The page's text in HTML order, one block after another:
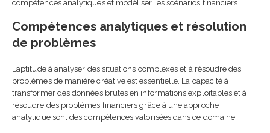
compétences analytiques et modéliser les scénarios financiers.
Compétences analytiques et résolution
de problèmes
L’aptitude à analyser des situations complexes et à résoudre des
problèmes de manière créative est essentielle. La capacité à
transformer des données brutes en informations exploitables et à
résoudre des problèmes financiers grâce à une approche
analytique sont des compétences valorisées dans ce domaine.